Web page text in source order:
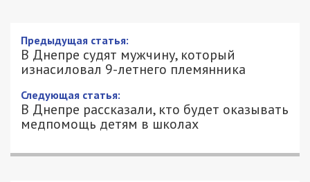
Предыдущая статья:
В Днепре судят мужчину, который
изнасиловал 9-летнего племянника
Следующая статья:
В Днепре рассказали, кто будет оказывать
медпомощь детям в школах